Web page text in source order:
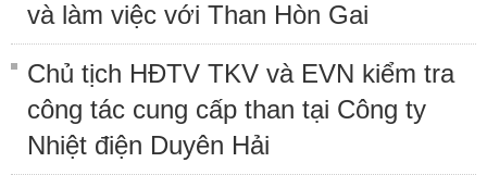
và làm việc với Than Hòn Gai
Chủ tịch HĐTV TKV và EVN kiểm tra
công tác cung cấp than tại Công ty
Nhiệt điện Duyên Hải